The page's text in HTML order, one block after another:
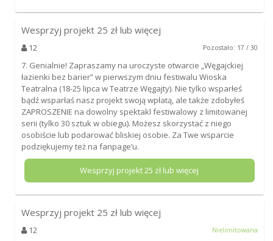
Wesprzyj projekt 25 zł lub więcej
12 Pozostało: 17 / 30
7. Genialnie! Zapraszamy na uroczyste otwarcie „Węgajckiej
łazienki bez barier” w pierwszym dniu festiwalu Wioska
Teatralna (18-25 lipca w Teatrze Węgajty). Nie tylko wsparłeś
bądź wsparłaś nasz projekt swoją wpłatą, ale także zdobyłeś
ZAPROSZENIE na dowolny spektakl festiwalowy z limitowanej
serii (tylko 30 sztuk w obiegu). Możesz skorzystać z niego
osobiście lub podarować bliskiej osobie. Za Twe wsparcie
podziękujemy też na fanpage’u.
Wesprzyj projekt25 zł lub więcej
Wesprzyj projekt 25 zł lub więcej
12 Nielimitowana